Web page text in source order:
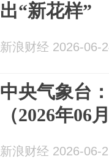
出“新花样”
新浪财经 2026-06-
中央气象台
（2026年06
新浪财经 2026-06-